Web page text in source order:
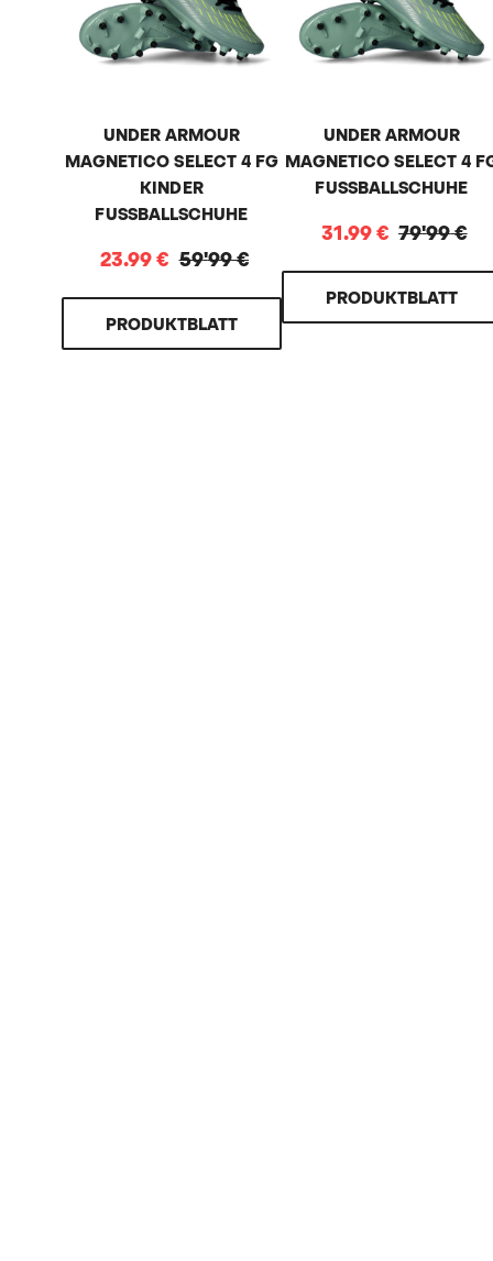
UNDER ARMOUR
MAGNETICO SELECT 4 FG
KINDER
FUSSBALLSCHUHE
23.99€ 59'99€
PRODUKTBLATT
UNDER ARMOUR
MAGNETICO SELECT 4
FUSSBALLSCHUHE
31.99€ 79'99€
PRODUKTBLATT